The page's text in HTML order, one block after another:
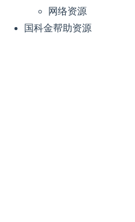
网络资源
国科金帮助资源